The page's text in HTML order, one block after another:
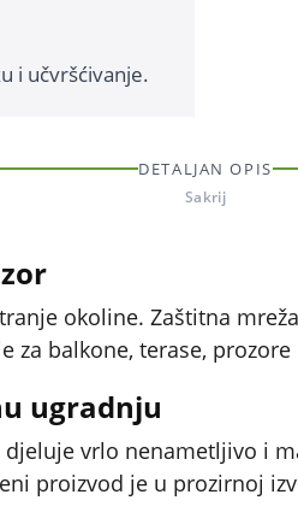
i učvršćivanje.
DETALJAN OPIS
Sakrij
okoline. Zaštitna
za balkone, terase,
ugradnju
vrlo nenametljivo i
proizvod je u prozirnoj